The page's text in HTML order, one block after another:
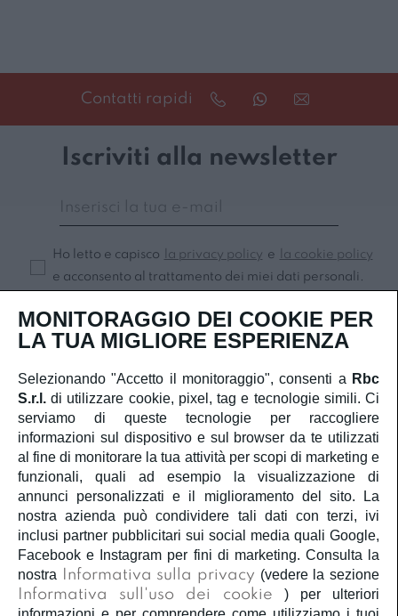
Contatti rapidi
Iscriviti alla newsletter
Ho letto e capisco la privacy policy e
la cookie policy
e acconsento al trattamento dei miei dati personali.
Iscriviti
SERVIZIO CLIENTI
ACCOUNT
CORPORATE
INFORMAZIONI LEGALI
SEGUICI
MONITORAGGIO DEI COOKIE PER
LA TUA MIGLIORE ESPERIENZA
Selezionando "Accetto il monitoraggio", consenti a Rbc
S.r.l. di utilizzare cookie, pixel, tag e tecnologie simili. Ci
serviamo di queste tecnologie per raccogliere
informazioni sul dispositivo e sul browser da te utilizzati
al fine di monitorare la tua attività per scopi di marketing e
funzionali, quali ad esempio la visualizzazione di
annunci personalizzati e il miglioramento del sito. La
nostra azienda può condividere tali dati con terzi, ivi
inclusi partner pubblicitari sui social media quali Google,
Facebook e Instagram per fini di marketing. Consulta la
nostra
Informativa sulla privacy (vedere la sezione
Informativa sull'uso dei cookie
) per ulteriori